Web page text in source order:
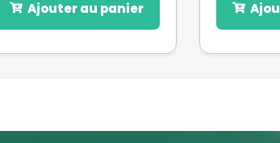
Ajouter au panier